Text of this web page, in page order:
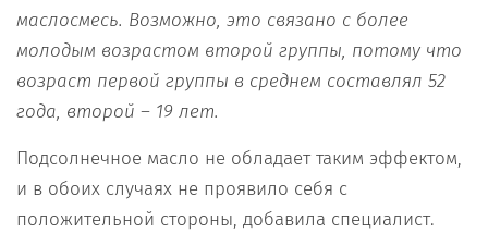
маслосмесь. Возможно, это связано с более
молодым возрастом второй группы, потому что
возраст первой группы в среднем составлял 52
года, второй – 19 лет.
Подсолнечное масло не обладает таким эффектом,
и в обоих случаях не проявило себя с
положительной стороны, добавила специалист.